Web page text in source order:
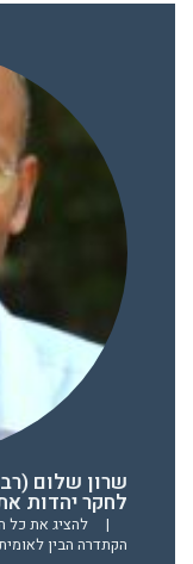
שרון שלום
לחקר יהדות
|
להציג את כל
הקתדרה הבין